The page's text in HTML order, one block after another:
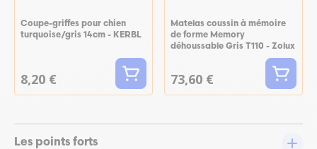
Coupe-griffes pour chien
turquoise/gris 14cm - KERBL
8,20 €
Matelas coussin à mémoire
de forme Memory
déhoussable Gris T110 - Zolux
73,60 €
Les points forts